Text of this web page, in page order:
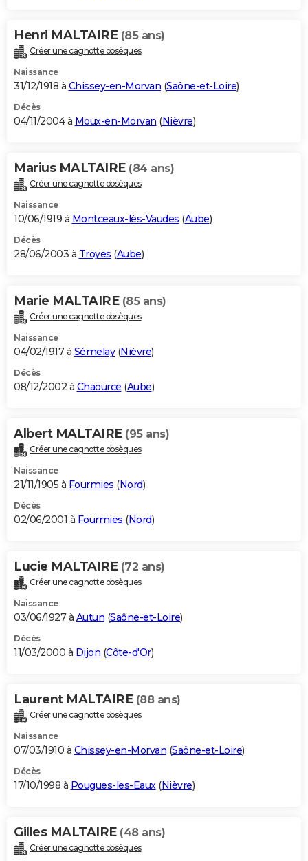
Henri MALTAIRE (85 ans)
Créer une cagnotte obsèques
Naissance
31/12/1918 à Chissey-en-Morvan (Saône-et-Loire)
Décès
04/11/2004 à Moux-en-Morvan (Nièvre)
Marius MALTAIRE (84 ans)
Créer une cagnotte obsèques
Naissance
10/06/1919 à Montceaux-lès-Vaudes (Aube)
Décès
28/06/2003 à Troyes (Aube)
Marie MALTAIRE (85 ans)
Créer une cagnotte obsèques
Naissance
04/02/1917 à Sémelay(Nièvre)
Décès
08/12/2002 à Chaource (Aube)
Albert MALTAIRE (95 ans)
Créer une cagnotte obsèques
Naissance
21/11/1905 à Fourmies (Nord)
Décès
02/06/2001 à Fourmies (Nord)
Lucie MALTAIRE (72 ans)
Créer une cagnotte obsèques
Naissance
03/06/1927 à Autun (Saône-et-Loire)
Décès
11/03/2000 à Dijon (Côte-d'Or)
Laurent MALTAIRE (88 ans)
Créer une cagnotte obsèques
Naissance
07/03/1910 à Chissey-en-Morvan (Saône-et-Loire)
Décès
17/10/1998 à Pougues-les-Eaux(Nièvre)
Gilles MALTAIRE (48 ans)
Créer une cagnotte obsèques